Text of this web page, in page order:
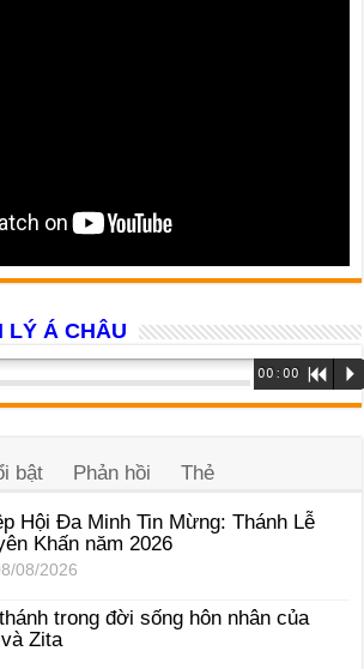
LÝ Á CHÂU
00:00 R P
bật Phản hồi Thẻ
Hội Đa Minh Tin Mừng: Thánh Lễ
Khấn năm 2026
08/2026
trong đời sống hôn nhân của
Zita